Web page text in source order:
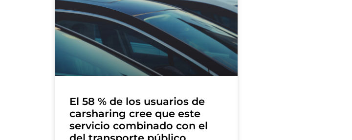
El 58 % de los usuarios de
carsharing cree que este
servicio combinado con el